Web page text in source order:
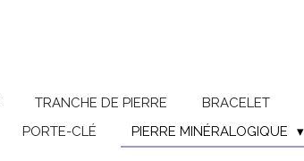
TRANCHE DE PIERRE BRACELET
PORTE-CLÉ PIERRE MINÉRALOGIQUE